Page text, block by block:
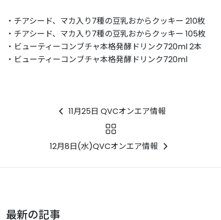
・チアシード、マカ入り7種の豆乳おからクッキー 210枚
・チアシード、マカ入り7種の豆乳おからクッキー 105枚
・ビューティーコンブチャ本格発酵ドリンク720ml 2本
・ビューティーコンブチャ本格発酵ドリンク720ml
11月25日 QVCオンエア情報
12月8日(水)QVCオンエア情報
最新の記事